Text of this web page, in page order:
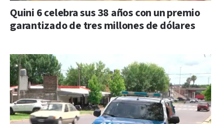
Quini 6 celebra sus 38 años con un premio
garantizado de tres millones de dólares